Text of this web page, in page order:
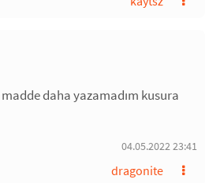
daha yazamadım kusura
04.05.2022 23:41
dragonite